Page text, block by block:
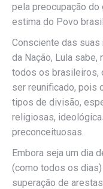
pela preocupação
estima do Povo
Consciente das
da Nação, Lula
todos os brasileiros,
ser reunificado, pois
tipos de divisão,
religiosas,
preconceituosas.
Embora seja um dia
(como todos os
superação de